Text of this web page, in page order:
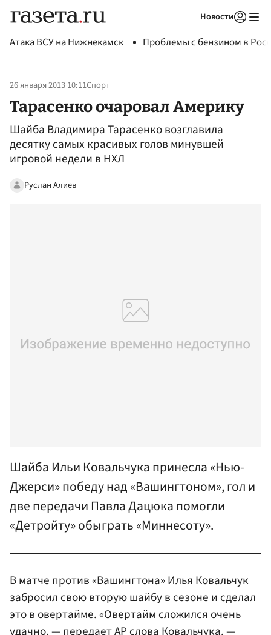
Новости
Атака ВСУ на Нижнекамск Проблемы с бензином в
26 января 2013 10:11Спорт
Тарасенко очаровал Америку
Шайба Владимира Тарасенко возглавила
десятку самых красивых голов минувшей
игровой недели в НХЛ
Руслан Алиев
Шайба Ильи Ковальчука принесла «Нью-
Джерси» победу над «Вашингтоном», гол и
две передачи Павла Дацюка помогли
«Детройту» обыграть «Миннесоту».
В матче против «Вашингтона» Илья Ковальчук
забросил свою вторую шайбу в сезоне и сделал
это в овертайме. «Овертайм сложился очень
удачно, — передает AP слова Ковальчука. —